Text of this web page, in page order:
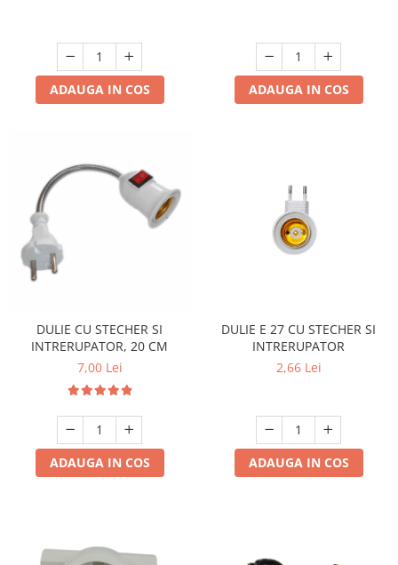
ADAUGA IN COS ADAUGA IN COS
DULIE CU STECHER SI
INTRERUPATOR, 20 CM
7,00 Lei
ADAUGA IN COS
DULIE E 27 CU STECHER SI
INTRERUPATOR
2,66 Lei
ADAUGA IN COS